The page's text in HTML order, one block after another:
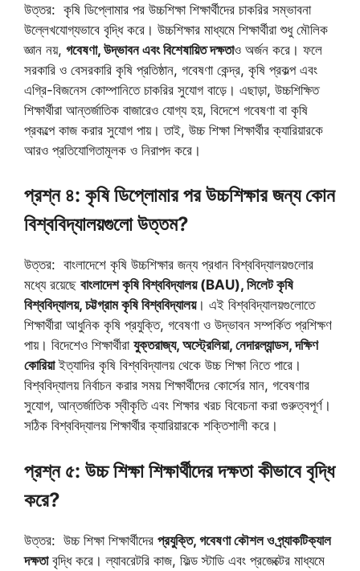
উত্তর: কৃষি ডিপ্লোমার পর উচ্চশিক্ষা শিক্ষার্থীদের চাকরির সম্ভাবনা
উল্লেখযোগ্যভাবে বৃদ্ধি করে। উচ্চশিক্ষার মাধ্যমে শিক্ষার্থীরা শুধু মৌলিক
জ্ঞান নয়, গবেষণা, উদ্ভাবন এবং বিশেষায়িত দক্ষতাও অর্জন করে। ফলে
সরকারি ও বেসরকারি কৃষি প্রতিষ্ঠান, গবেষণা কেন্দ্র, কৃষি প্রকল্প এবং
এগ্রি-বিজনেস কোম্পানিতে চাকরির সুযোগ বাড়ে। এছাড়া, উচ্চশিক্ষিত
শিক্ষার্থীরা আন্তর্জাতিক বাজারেও যোগ্য হয়, বিদেশে গবেষণা বা কৃষি
প্রকল্পে কাজ করার সুযোগ পায়। তাই, উচ্চ শিক্ষা শিক্ষার্থীর ক্যারিয়ারকে
আরও প্রতিযোগিতামূলক ও নিরাপদ করে।
প্রশ্ন ৪: কৃষি ডিপ্লোমার পর উচ্চশিক্ষার জন্য কোন
বিশ্ববিদ্যালয়গুলো উত্তম?
উত্তর: বাংলাদেশে কৃষি উচ্চশিক্ষার জন্য প্রধান বিশ্ববিদ্যালয়গুলোর
মধ্যে রয়েছে বাংলাদেশ কৃষি বিশ্ববিদ্যালয় (BAU), সিলেট কৃষি
বিশ্ববিদ্যালয়, চট্টগ্রাম কৃষি বিশ্ববিদ্যালয়। এই বিশ্ববিদ্যালয়গুলোতে
শিক্ষার্থীরা আধুনিক কৃষি প্রযুক্তি, গবেষণা ও উদ্ভাবন সম্পর্কিত প্রশিক্ষণ
পায়। বিদেশেও শিক্ষার্থীরা যুক্তরাজ্য, অস্ট্রেলিয়া, নেদারল্যান্ডস, দক্ষিণ
কোরিয়াইত্যাদির কৃষি বিশ্ববিদ্যালয় থেকে উচ্চ শিক্ষা নিতে পারে।
বিশ্ববিদ্যালয় নির্বাচন করার সময় শিক্ষার্থীদের কোর্সের মান, গবেষণার
সুযোগ, আন্তর্জাতিক স্বীকৃতি এবং শিক্ষার খরচ বিবেচনা করা গুরুত্বপূর্ণ।
সঠিক বিশ্ববিদ্যালয় শিক্ষার্থীর ক্যারিয়ারকে শক্তিশালী করে।
প্রশ্ন ৫: উচ্চ শিক্ষা শিক্ষার্থীদের দক্ষতা কীভাবে বৃদ্ধি
করে?
উত্তর: উচ্চ শিক্ষা শিক্ষার্থীদের প্রযুক্তি, গবেষণা কৌশল ও প্র্যাকটিক্যাল
দক্ষতাবৃদ্ধি করে। ল্যাবরেটরি কাজ, ফিল্ড স্টাডি এবং প্রজেক্টের মাধ্যমে